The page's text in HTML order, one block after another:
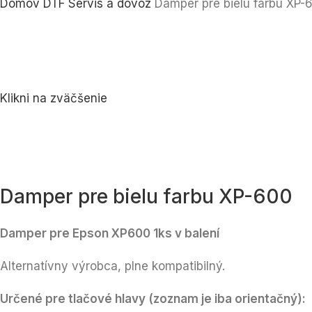
Domov DTF Servis a dovoz Damper pre bielu farbu XP-
Klikni na zväčšenie
Damper pre bielu farbu XP-600
Damper pre Epson XP600 1ks v balení
Alternatívny výrobca, plne kompatibilný.
Určené pre tlačové hlavy (zoznam je iba orientačný):